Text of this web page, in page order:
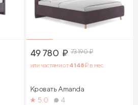
49 780 ₽ 73 190₽
или частями от4 148₽ в мес.
Кровать Amanda
5.0
4